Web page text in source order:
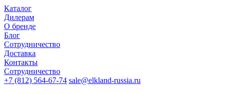
Каталог
Дилерам
О бренде
Блог
Сотрудничество
Доставка
Контакты
Сотрудничество
+7 (812) 564-67-74 sale@elkland-russia.ru